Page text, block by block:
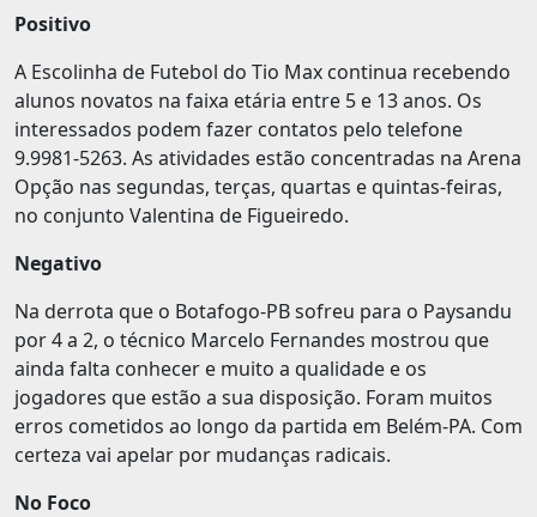
Positivo
A Escolinha de Futebol do Tio Max continua recebendo
alunos novatos na faixa etária entre 5 e 13 anos. Os
interessados podem fazer contatos pelo telefone
9.9981-5263. As atividades estão concentradas na Arena
Opção nas segundas, terças, quartas e quintas-feiras,
no conjunto Valentina de Figueiredo.
Negativo
Na derrota que o Botafogo-PB sofreu para o Paysandu
por 4 a 2, o técnico Marcelo Fernandes mostrou que
ainda falta conhecer e muito a qualidade e os
jogadores que estão a sua disposição. Foram muitos
erros cometidos ao longo da partida em Belém-PA. Com
certeza vai apelar por mudanças radicais.
No Foco